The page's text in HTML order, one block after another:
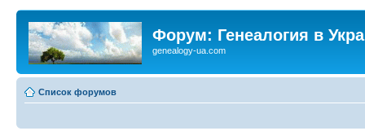
Форум: Генеалогия в
genealogy-ua.com
Список форумов